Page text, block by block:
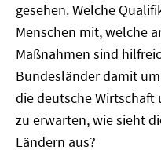
gesehen. Welche
Menschen mit, welche
Maßnahmen sind
Bundesländer damit
die deutsche Wirtschaft
zu erwarten, wie sieht
Ländern aus?